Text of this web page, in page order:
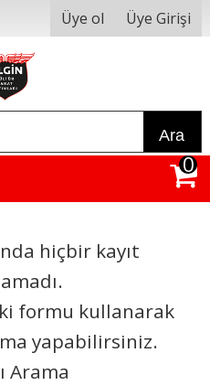
Üye ol Üye Girişi
Ara
0
hiçbir kayıt
formu kullanarak
yapabilirsiniz.
Arama